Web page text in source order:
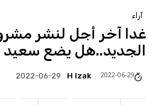
آراء
غدا آخر أجل لنشر
الجديد..هل يضع
H Izak
2022-06-29 2022-06-29